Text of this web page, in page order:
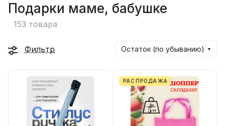
Подарки маме, бабушке
153 товара
Фильтр Остаток (по убыванию)
РАСПРОДАЖА